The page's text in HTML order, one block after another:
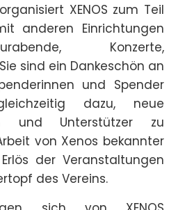
XENOS zum Teil
anderen Einrichtungen
Konzerte,
sind ein Dankeschön an
und Spender
dazu, neue
und Unterstützer zu
von Xenos bekannter
der Veranstaltungen
des Vereins.